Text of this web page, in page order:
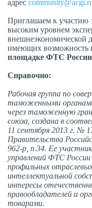
адрес
Приглашаем к участию
высоким уровнем
внешнеэкономической
имеющих возможность
площадке ФТС
Справочно:
Рабочая группа по
таможенными
через таможенную
союза, создана в
11 сентября 2013 г. №
Правительства
962-р, п.34. Ее
управлений ФТС
профильных
интеллектуальной
интересы
правообладателей и
товарами.